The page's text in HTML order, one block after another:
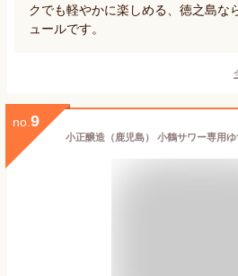
クでも軽やかに楽しめる、徳之島な
ュールです。
no. 9